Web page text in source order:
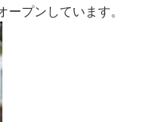
プンしています。